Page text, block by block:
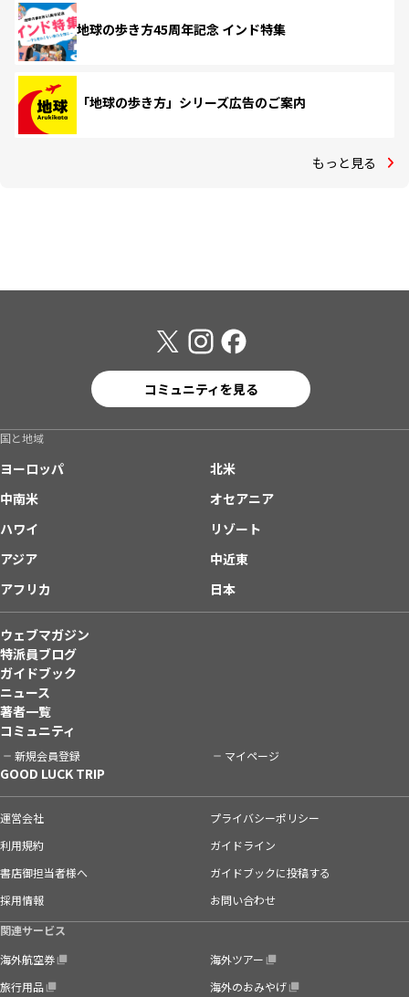
地球の歩き方45周年記念 インド特集
「地球の歩き方」シリーズ広告のご案内
もっと見る
コミュニティを見る
国と地域
ヨーロッパ
北米
中南米
オセアニア
ハワイ
リゾート
アジア
中近東
アフリカ
日本
ウェブマガジン
特派員ブログ
ガイドブック
ニュース
著者一覧
コミュニティ
新規会員登録 マイページ
GOOD LUCK TRIP
運営会社
プライバシーポリシー
利用規約
ガイドライン
書店御担当者様へ
ガイドブックに投稿する
採用情報
お問い合わせ
関連サービス
海外航空券
海外ツアー
旅行用品
海外のおみやげ